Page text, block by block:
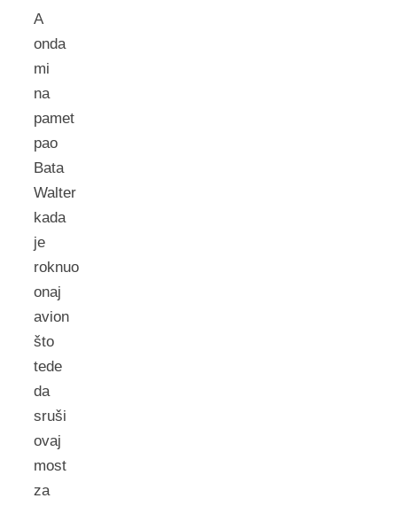
A
onda
mi
na
pamet
pao
Bata
Walter
kada
je
roknuo
onaj
avion
što
tede
da
sruši
ovaj
most
za